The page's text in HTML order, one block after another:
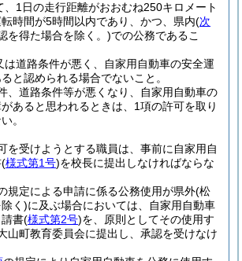
、1日の走行距離がおおむね250キロメート
時間が5時間以内であり、かつ、県内(次
を得た場合を除く。)での公務であるこ
は道路条件が悪く、自家用自動車の安全運
と認められる場合でないこと。
、道路条件等が悪くなり、自家用自動車の
あると思われるときは、1項の許可を取り
。
を受けようとする職員は、事前に自家用自
(様式第1号)を校長に提出しなければならな
規定による申請に係る公務使用が県外(松
く)に及ぶ場合においては、自家用自動車
書(様式第2号)を、原則としてその使用す
山町教育委員会に提出し、承認を受けなけ